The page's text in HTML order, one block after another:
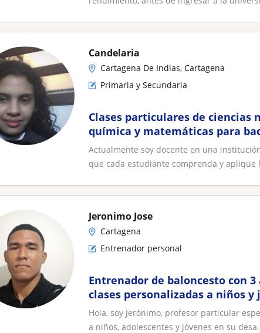
Candelaria
Cartagena De Indias, Cartagena
Primaria y Secundaria
Clases particulares de ciencias
química y matemáticas para
biológicas y ambientales
Actualmente soy docente en una
que cada estudiante comprenda y aplique
Jeronimo Jose
Cartagena
Entrenador personal
Entrenador de baloncesto con
clases personalizadas a niños y
niveles
Hola, soy Jerónimo, profesor particular
a niños, adolescentes y jóvenes en su